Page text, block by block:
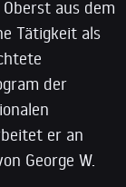
aus dem
Tätigkeit als
der
er an
George W.